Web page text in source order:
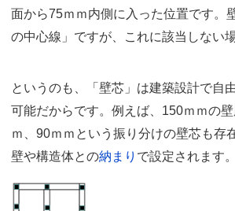
面から75ｍｍ内側に入った位置です。
の中心線」ですが、これに該当しない
というのも、「壁芯」は建築設計で自
可能だからです。例えば、150ｍｍの
ｍ、90ｍｍという振り分けの壁芯も存
壁や構造体との納まり で設定されます。